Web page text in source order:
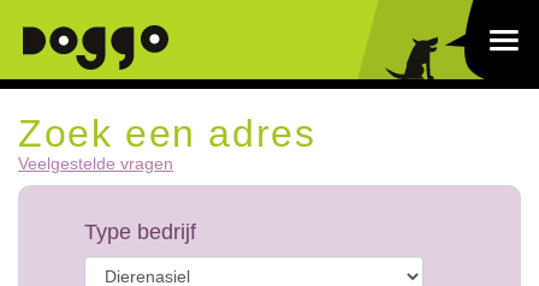
Zoek een adres
Veelgestelde vragen
Type bedrijf